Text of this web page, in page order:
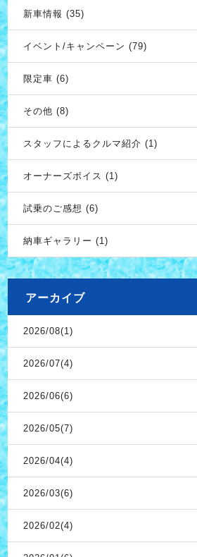
新車情報 (35)
イベント/キャンペーン (79)
限定車 (6)
その他 (8)
スタッフによるクルマ紹介 (1)
オーナーズボイス (1)
試乗のご感想 (6)
納車ギャラリー (1)
アーカイブ
2026/08(1)
2026/07(4)
2026/06(6)
2026/05(7)
2026/04(4)
2026/03(6)
2026/02(4)